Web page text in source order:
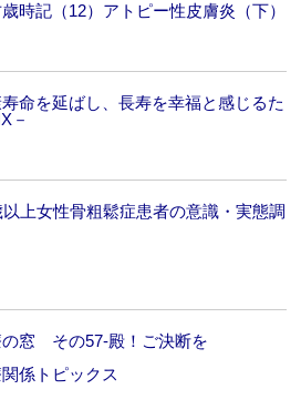
時記（12）アトピー性皮膚炎（下）
寿命を延ばし、長寿を幸福と感じるた
－
以上女性骨粗鬆症患者の意識・実態調
の窓 その57‐殿！ご決断を
係トピックス